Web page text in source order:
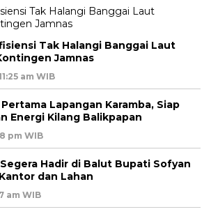
Tak Halangi Banggai Laut
Jamnas
am WIB
Pertama Lapangan Karamba, Siap
Energi Kilang Balikpapan
pm WIB
Segera Hadir di Balut Bupati Sofyan
dan Lahan
am WIB